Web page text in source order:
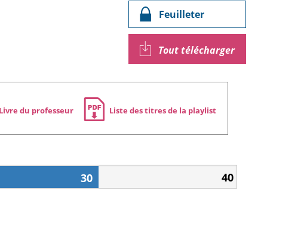
Feuilleter
Tout télécharger
Livre du professeur Liste des titres de la playlist
30 40